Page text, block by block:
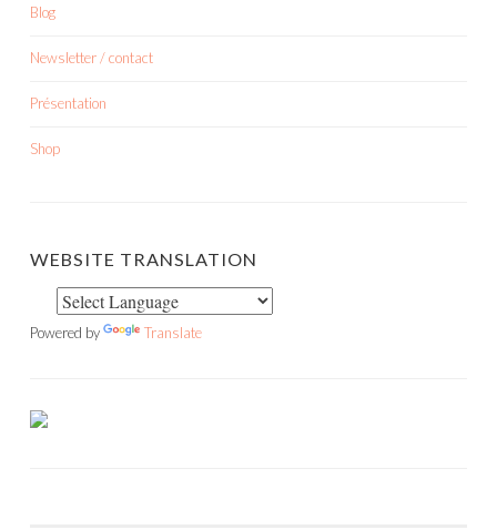
Blog
Newsletter / contact
Présentation
Shop
WEBSITE TRANSLATION
Powered by Translate